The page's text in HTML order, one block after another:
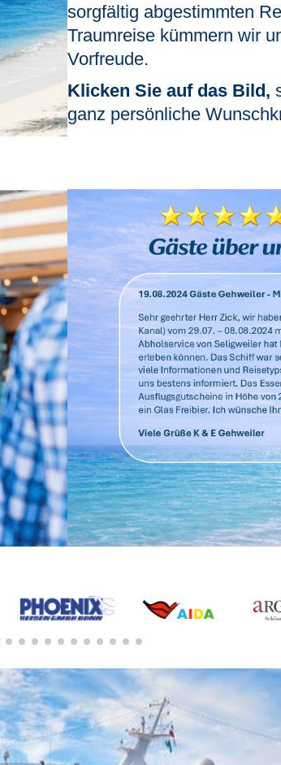
sorgfältig abgestimmten
Traumreise kümmern wir
Vorfreude.
Klicken Sie auf das Bild,
ganz persönliche